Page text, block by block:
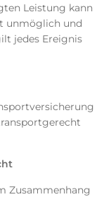
Leistung kann
unmöglich und
jedes Ereignis
Zusammenhang